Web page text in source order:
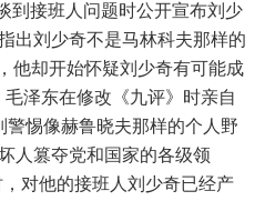
接班人问题时公开宣布刘少
出刘少奇不是马林科夫那样的
他却开始怀疑刘少奇有可能成
毛泽东在修改《九评》时亲自
警惕像赫鲁晓夫那样的个人野
人篡夺党和国家的各级领
对他的接班人刘少奇已经产